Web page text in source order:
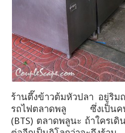
ร้านตึ๊งข้าวต้มหัวปลา อยู่ริม
รถไฟตลาดพลู ซึ่งเป็นคน
(BTS) ตลาดพลูนะ ถ้าใครเดิ